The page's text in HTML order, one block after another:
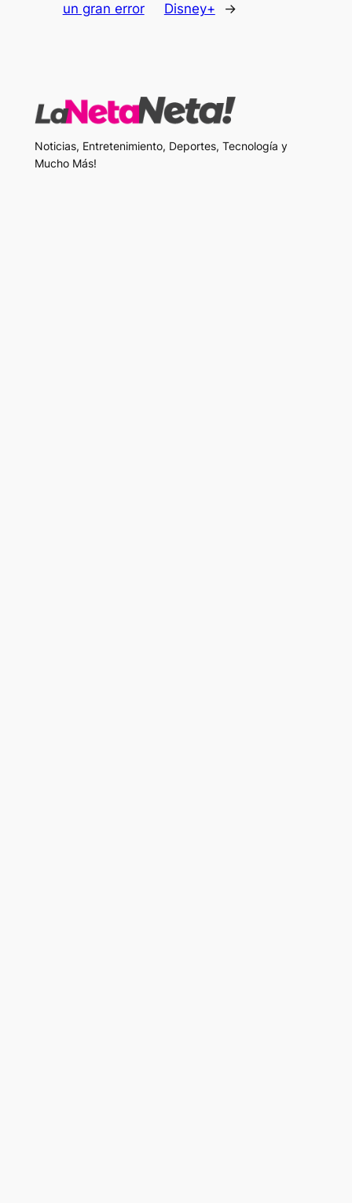
un gran error
Disney+
→
Noticias, Entretenimiento, Deportes, Tecnología y
Mucho Más!